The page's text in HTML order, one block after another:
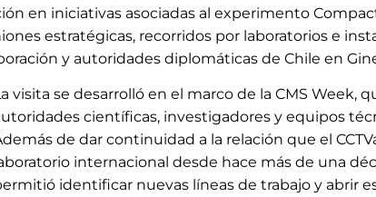
en iniciativas asociadas al experimento
estratégicas, recorridos por laboratorios e
y autoridades diplomáticas de Chile en
visita se desarrolló en el marco de la CMS Week,
científicas, investigadores y equipos
de dar continuidad a la relación que el
internacional desde hace más de una
identificar nuevas líneas de trabajo y abrir